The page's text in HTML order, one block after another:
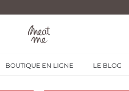
BOUTIQUE EN LIGNE LE BLOG